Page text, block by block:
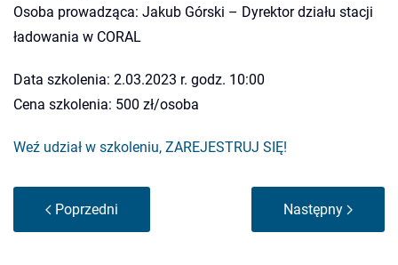
Osoba prowadząca: Jakub Górski – Dyrektor działu stacji
ładowania w CORAL
Data szkolenia: 2.03.2023 r. godz. 10:00
Cena szkolenia: 500 zł/osoba
Weź udział w szkoleniu, ZAREJESTRUJ SIĘ!
Poprzedni Następny